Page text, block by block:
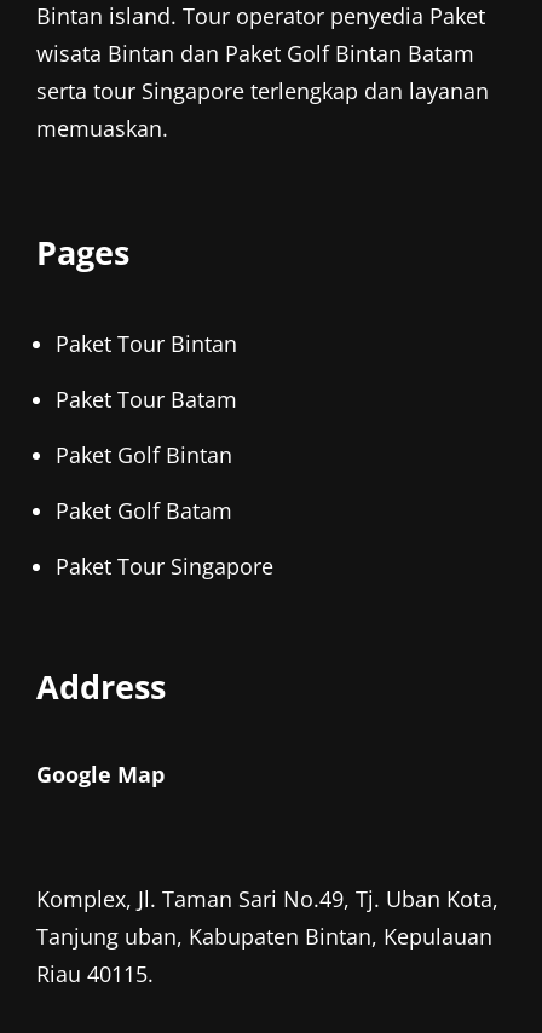
Bintan island. Tour operator penyedia Paket
wisata Bintan dan Paket Golf Bintan Batam
serta tour Singapore terlengkap dan layanan
memuaskan.
Pages
Paket Tour Bintan
Paket Tour Batam
Paket Golf Bintan
Paket Golf Batam
Paket Tour Singapore
Address
Google Map
Komplex, Jl. Taman Sari No.49, Tj. Uban Kota,
Tanjung uban, Kabupaten Bintan, Kepulauan
Riau 40115.